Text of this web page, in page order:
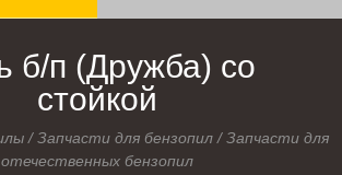
б/п (Дружба) со
стойкой
/Запчасти для бензопил /Запчасти для
отечественных бензопил